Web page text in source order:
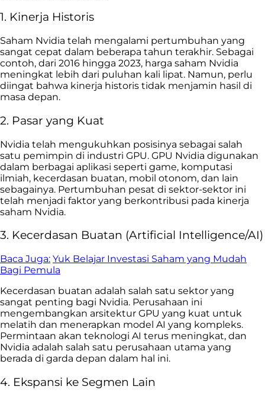
1. Kinerja Historis
Saham Nvidia telah mengalami pertumbuhan yang
sangat cepat dalam beberapa tahun terakhir. Sebagai
contoh, dari 2016 hingga 2023, harga saham Nvidia
meningkat lebih dari puluhan kali lipat. Namun, perlu
diingat bahwa kinerja historis tidak menjamin hasil di
masa depan.
2. Pasar yang Kuat
Nvidia telah mengukuhkan posisinya sebagai salah
satu pemimpin di industri GPU. GPU Nvidia digunakan
dalam berbagai aplikasi seperti game, komputasi
ilmiah, kecerdasan buatan, mobil otonom, dan lain
sebagainya. Pertumbuhan pesat di sektor-sektor ini
telah menjadi faktor yang berkontribusi pada kinerja
saham Nvidia.
3. Kecerdasan Buatan (Artificial Intelligence/AI)
Baca Juga: Yuk Belajar Investasi Saham yang Mudah
Bagi Pemula
Kecerdasan buatan adalah salah satu sektor yang
sangat penting bagi Nvidia. Perusahaan ini
mengembangkan arsitektur GPU yang kuat untuk
melatih dan menerapkan model AI yang kompleks.
Permintaan akan teknologi AI terus meningkat, dan
Nvidia adalah salah satu perusahaan utama yang
berada di garda depan dalam hal ini.
4. Ekspansi ke Segmen Lain